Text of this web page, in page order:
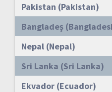
Pakistan (Pakistan)
Bangladeş
Nepal (Nepal)
Sri Lanka (Sri Lanka)
Ekvador (Ecuador)